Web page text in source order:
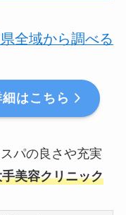
全域から調べる
はこちら
パの良さや充実
美容クリニック